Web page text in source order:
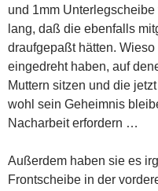
und 1mm
lang, daß die ebenfalls
draufgepaßt hätten.
eingedreht haben, auf
Muttern sitzen und die
wohl sein Geheimnis
Nacharbeit erfordern …
Außerdem haben sie es
Frontscheibe in der